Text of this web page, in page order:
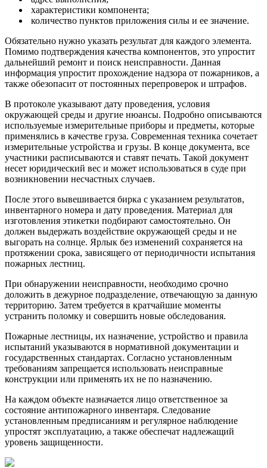
характеристики компонента;
количество пунктов приложения силы и ее значение.
Обязательно нужно указать результат для каждого элемента.
Помимо подтверждения качества компонентов, это упростит
дальнейший ремонт и поиск неисправности. Данная
информация упростит прохождение надзора от пожарников, а
также обезопасит от постоянных перепроверок и штрафов.
В протоколе указывают дату проведения, условия
окружающей среды и другие нюансы. Подробно описываются
используемые измерительные приборы и предметы, которые
применялись в качестве груза. Современная техника сочетает
измерительные устройства и грузы. В конце документа, все
участники расписываются и ставят печать. Такой документ
несет юридический вес и может использоваться в суде при
возникновении несчастных случаев.
После этого вывешивается бирка с указанием результатов,
инвентарного номера и дату проведения. Материал для
изготовления этикетки подбирают самостоятельно. Он
должен выдержать воздействие окружающей среды и не
выгорать на солнце. Ярлык без изменений сохраняется на
протяжении срока, зависящего от периодичности испытания
пожарных лестниц.
При обнаружении неисправности, необходимо срочно
доложить в дежурное подразделение, отвечающую за данную
территорию. Затем требуется в кратчайшие моменты
устранить поломку и совершить новые обследования.
Пожарные лестницы, их назначение, устройство и правила
испытаний указываются в нормативной документации и
государственных стандартах. Согласно установленным
требованиям запрещается использовать неисправные
конструкции или применять их не по назначению.
На каждом объекте назначается лицо ответственное за
состояние антипожарного инвентаря. Следование
установленным предписаниям и регулярное наблюдение
упростят эксплуатацию, а также обеспечат надлежащий
уровень защищенности.